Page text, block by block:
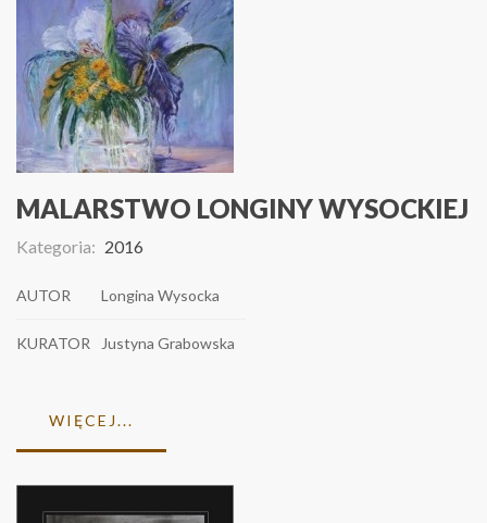
MALARSTWO LONGINY WYSOCKIEJ
Kategoria: 2016
AUTOR Longina Wysocka
KURATOR Justyna Grabowska
WIĘCEJ...